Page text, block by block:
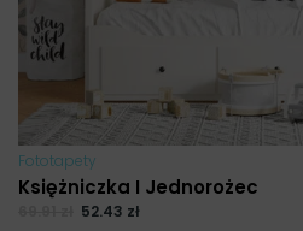
Fototapety
Księżniczka I Jednorożec
52.43 zł